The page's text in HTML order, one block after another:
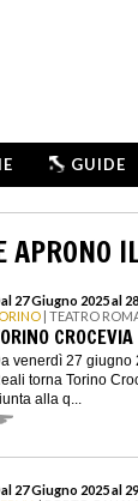
GUIDE
APRONO
27 Giugno 2025 al
| TEATRO
venerdì 27 giugno
torna Torino
alla q...
27 Giugno 2025 al